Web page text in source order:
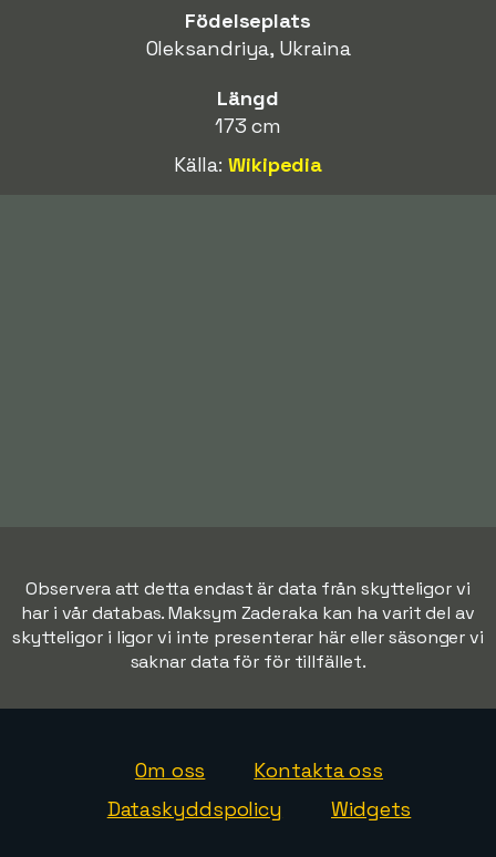
Födelseplats
Oleksandriya, Ukraina
Längd
173 cm
Källa:Wikipedia
Observera att detta endast är data från skytteligor vi
har i vår databas. Maksym Zaderaka kan ha varit del av
skytteligor i ligor vi inte presenterar här eller säsonger vi
saknar data för för tillfället.
Om oss
Kontakta oss
Dataskyddspolicy
Widgets